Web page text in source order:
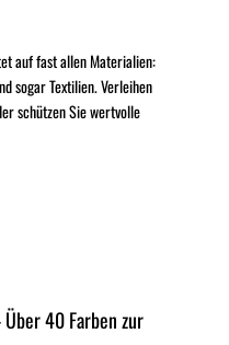
auf fast allen Materialien:
sogar Textilien. Verleihen
schützen Sie wertvolle
40 Farben zur